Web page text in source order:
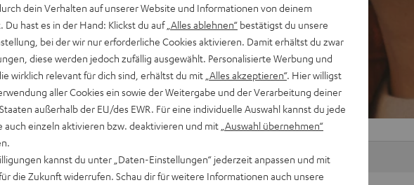
dein Verhalten auf unserer Website und Informationen von deinem
Du hast es in der Hand: Klickst du auf „Alles ablehnen“ bestätigst du unsere
bei der wir nur erforderliche Cookies aktivieren. Damit erhältst du zwar
diese werden jedoch zufällig ausgewählt. Personalisierte Werbung und
wirklich relevant für dich sind, erhältst du mit „Alles akzeptieren“. Hier willigst
aller Cookies ein sowie der Weitergabe und der Verarbeitung deiner
außerhalb der EU/des EWR. Für eine individuelle Auswahl kannst du jede
auch einzeln aktivieren bzw. deaktivieren und mit „Auswahl übernehmen“
kannst du unter „Daten-Einstellungen“ jederzeit anpassen und mit
die Zukunft widerrufen. Schau dir für weitere Informationen auch unsere